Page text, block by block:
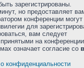
зарегистрированы.
но предоставляет
конференции
для
вам следует
на
означает согласие со
конфиденциальности